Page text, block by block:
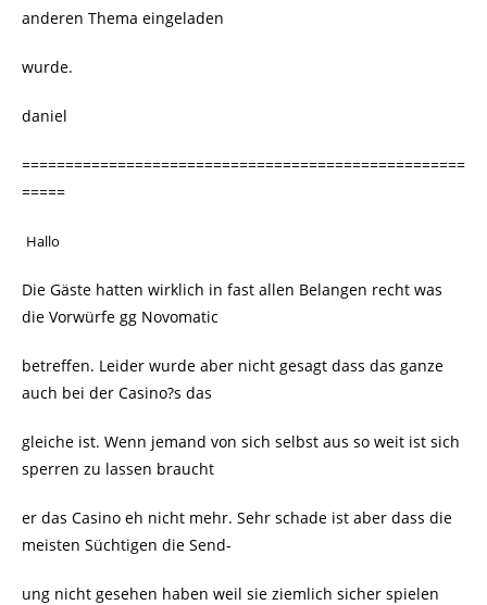
anderen Thema eingeladen
wurde.
daniel
===================================================
=====
Hallo
Die Gäste hatten wirklich in fast allen Belangen recht was
die Vorwürfe gg Novomatic
betreffen. Leider wurde aber nicht gesagt dass das ganze
auch bei der Casino?s das
gleiche ist. Wenn jemand von sich selbst aus so weit ist sich
sperren zu lassen braucht
er das Casino eh nicht mehr. Sehr schade ist aber dass die
meisten Süchtigen die Send-
ung nicht gesehen haben weil sie ziemlich sicher spielen